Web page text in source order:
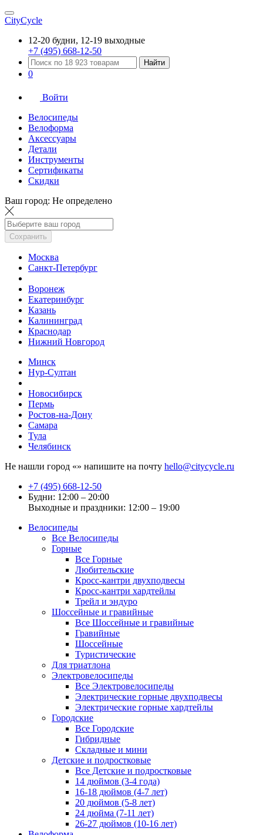
CityCycle
12-20 будни, 12-19 выходные
+7 (495) 668-12-50
Найти
0
Войти
Велосипеды
Велоформа
Аксессуары
Детали
Инструменты
Сертификаты
Скидки
Ваш город: Не определено
Сохранить
Москва
Санкт-Петербург
Воронеж
Екатеринбург
Казань
Калининград
Краснодар
Нижний Новгород
Минск
Нур-Султан
Новосибирск
Пермь
Ростов-на-Дону
Самара
Тула
Челябинск
Не нашли город «» напишите на почту hello@citycycle.ru
+7 (495) 668-12-50
Будни: 12:00 – 20:00
Выходные и праздники: 12:00 – 19:00
Велосипеды
Все Велосипеды
Горные
Все Горные
Любительские
Кросс-кантри двухподвесы
Кросс-кантри хардтейлы
Трейл и эндуро
Шоссейные и гравийные
Все Шоссейные и гравийные
Гравийные
Шоссейные
Туристические
Для триатлона
Электровелосипеды
Все Электровелосипеды
Электрические горные двухподвесы
Электрические горные хардтейлы
Городские
Все Городские
Гибридные
Складные и мини
Детские и подростковые
Все Детские и подростковые
14 дюймов (3-4 года)
16-18 дюймов (4-7 лет)
20 дюймов (5-8 лет)
24 дюйма (7-11 лет)
26-27 дюймов (10-16 лет)